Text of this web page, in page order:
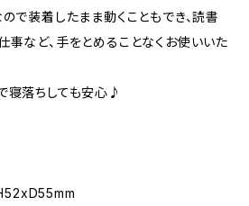
で装着したまま動くこともでき、読書
事など、手をとめることなくお使いいた
寝落ちしても安心♪